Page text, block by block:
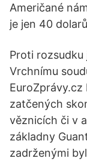
Američané
je jen 40
Proti
Vrchnímu
EuroZprávy.cz
zatčených
věznicích či v
základny
zadrženými